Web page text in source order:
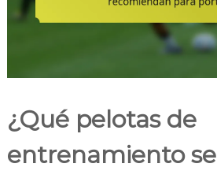
¿Qué pelotas de
entrenamiento se